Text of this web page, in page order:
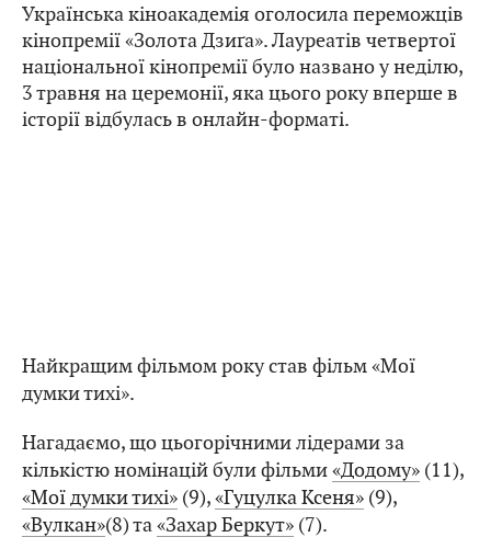
Українська кіноакадемія оголосила переможців
кінопремії «Золота Дзиґа». Лауреатів четвертої
національної кінопремії було названо у неділю,
3 травня на церемонії, яка цього року вперше в
історії відбулась в онлайн-форматі.
Найкращим фільмом року став фільм «Мої
думки тихі».
Нагадаємо, що цьогорічними лідерами за
кількістю номінацій були фільми«Додому» (11),
«Мої думки тихі» (9),«Гуцулка Ксеня» (9),
«Вулкан»(8) та«Захар Беркут» (7).